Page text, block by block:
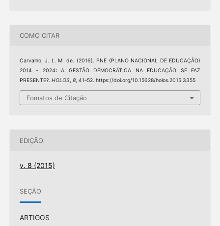
COMO CITAR
Carvalho, J. L. M. de. (2016). PNE (PLANO NACIONAL DE EDUCAÇÃO)
2014 - 2024: A GESTÃO DEMOCRÁTICA NA EDUCAÇÃO SE FAZ
PRESENTE?. HOLOS, 8, 41–52. https://doi.org/10.15628/holos.2015.3355
Fomatos de Citação
EDIÇÃO
v. 8 (2015)
SEÇÃO
ARTIGOS